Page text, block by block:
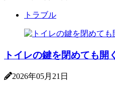
トラブル
トイレの鍵を閉めても
2026年05月21日